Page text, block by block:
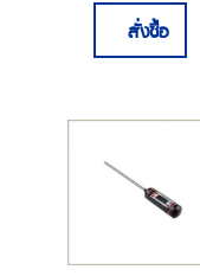
สั่งซื้อ